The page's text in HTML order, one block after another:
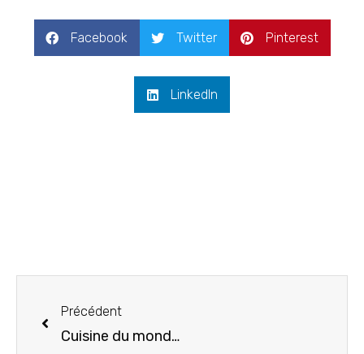
Facebook Twitter Pinterest
LinkedIn
Précédent
Cuisine du monde : spécialités iraniennes